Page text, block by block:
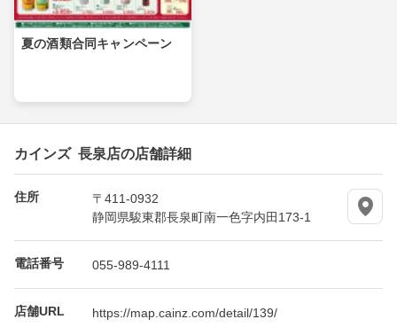
夏の酒類合同キャンペーン
カインズ 長泉店の店舗詳細
住所
〒411-0932
静岡県駿東郡長泉町南一色字内田173-1
電話番号 055-989-4111
店舗URL https://map.cainz.com/detail/139/